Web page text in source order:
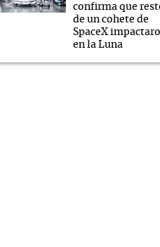
confirma que
de un cohete de
SpaceX
en la Luna